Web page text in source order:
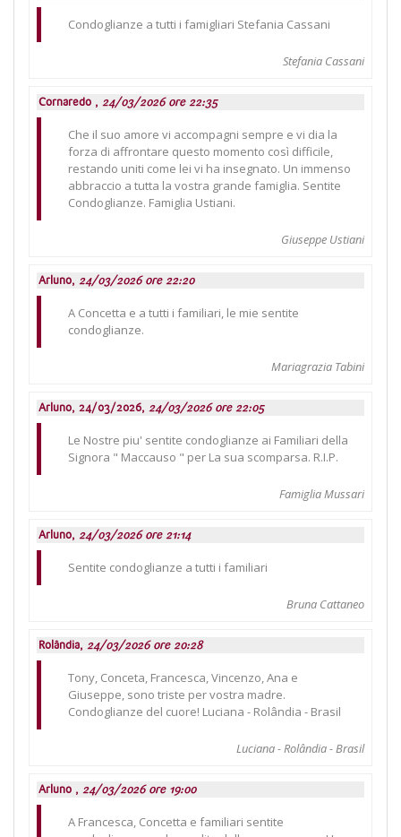
Condoglianze a tutti i famigliari Stefania Cassani
Stefania Cassani
Cornaredo , 24/03/2026 ore 22:35
Che il suo amore vi accompagni sempre e vi dia la
forza di affrontare questo momento così difficile,
restando uniti come lei vi ha insegnato. Un immenso
abbraccio a tutta la vostra grande famiglia. Sentite
Condoglianze. Famiglia Ustiani.
Giuseppe Ustiani
Arluno, 24/03/2026 ore 22:20
A Concetta e a tutti i familiari, le mie sentite
condoglianze.
Mariagrazia Tabini
Arluno, 24/03/2026, 24/03/2026 ore 22:05
Le Nostre piu' sentite condoglianze ai Familiari della
Signora " Maccauso " per La sua scomparsa. R.I.P.
Famiglia Mussari
Arluno, 24/03/2026 ore 21:14
Sentite condoglianze a tutti i familiari
Bruna Cattaneo
Rolândia, 24/03/2026 ore 20:28
Tony, Conceta, Francesca, Vincenzo, Ana e
Giuseppe, sono triste per vostra madre.
Condoglianze del cuore! Luciana - Rolândia - Brasil
Luciana - Rolândia - Brasil
Arluno , 24/03/2026 ore 19:00
A Francesca, Concetta e familiari sentite